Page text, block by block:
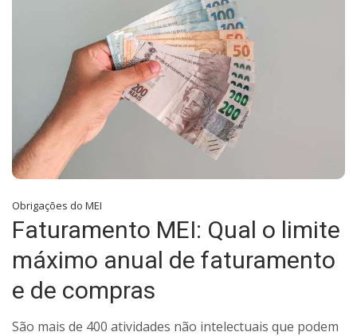
Obrigações do MEI
Faturamento MEI: Qual o limite
máximo anual de faturamento
e de compras
São mais de 400 atividades não intelectuais que podem